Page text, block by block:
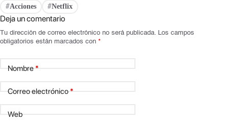
#Acciones #Netflix
Deja un comentario
Tu dirección de correo electrónico no será publicada. Los campos
obligatorios están marcados con *
Nombre*
Correo electrónico*
Web